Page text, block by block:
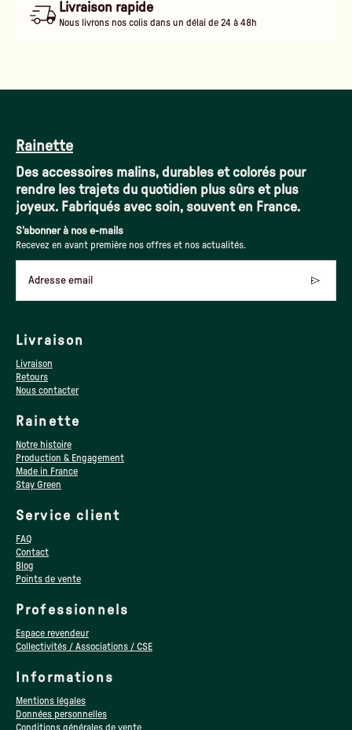
Livraison rapide
Nous livrons nos colis dans un délai de 24 à 48h
Rainette
Des accessoires malins, durables et colorés pour
rendre les trajets du quotidien plus sûrs et plus
joyeux. Fabriqués avec soin, souvent en France.
S'abonner à nos e-mails
Recevez en avant première nos offres et nos actualités.
Adresse email
Livraison
Livraison
Retours
Nous contacter
Rainette
Notre histoire
Production & Engagement
Made in France
Stay Green
Service client
FAQ
Contact
Blog
Points de vente
Professionnels
Espace revendeur
Collectivités / Associations / CSE
Informations
Mentions légales
Données personnelles
Conditions générales de vente